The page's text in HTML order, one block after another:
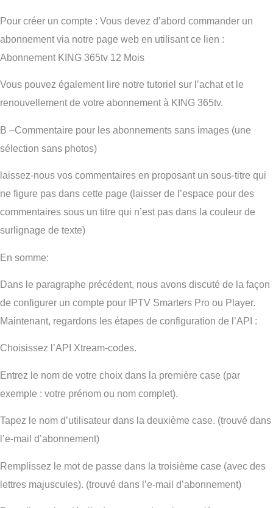
Pour créer un compte : Vous devez d’abord commander un
abonnement via notre page web en utilisant ce lien :
Abonnement KING 365tv 12 Mois
Vous pouvez également lire notre tutoriel sur l’achat et le
renouvellement de votre abonnement à KING 365tv.
B –Commentaire pour les abonnements sans images (une
sélection sans photos)
laissez-nous vos commentaires en proposant un sous-titre qui
ne figure pas dans cette page (laisser de l’espace pour des
commentaires sous un titre qui n’est pas dans la couleur de
surlignage de texte)
En somme:
Dans le paragraphe précédent, nous avons discuté de la façon
de configurer un compte pour IPTV Smarters Pro ou Player.
Maintenant, regardons les étapes de configuration de l’API :
Choisissez l’API Xtream-codes.
Entrez le nom de votre choix dans la première case (par
exemple : votre prénom ou nom complet).
Tapez le nom d’utilisateur dans la deuxième case. (trouvé dans
l’e-mail d’abonnement)
Remplissez le mot de passe dans la troisième case (avec des
lettres majuscules). (trouvé dans l’e-mail d’abonnement)